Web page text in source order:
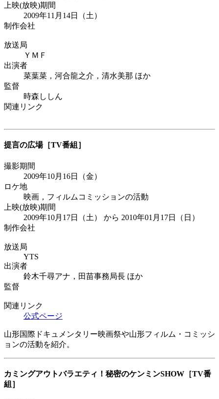
上映(放映)期間
2009年11月14日（土）
制作会社
放送局
ＹＭＦ
出演者
菜葉菜，河合龍之介，清水美那 ほか
監督
時森ししん
関連リンク
提言の広場［TV番組］
撮影期間
2009年10月16日（金）
ロケ地
映画，フィルムコミッションの活動
上映(放映)期間
2009年10月17日（土） から 2010年01月17日（日）
制作会社
放送局
YTS
出演者
鈴木千尋アナ，田苗事務局長 ほか
監督
関連リンク
公式ページ
山形国際ドキュメンタリー映画祭や山形フィルム・コミッシ
ョンの活動を紹介。
カミングアウトバラエティ！秘密のケンミンSHOW ［TV番
組］